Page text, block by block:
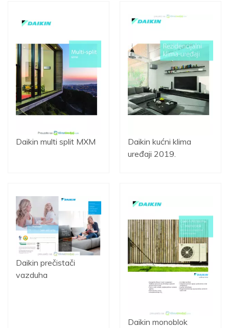
Daikin multi split MXM
Daikin kućni klima
uređaji 2019.
Daikin prečistači
vazduha
Daikin monoblok